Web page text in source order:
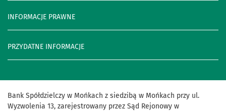
INFORMACJE PRAWNE
PRZYDATNE INFORMACJE
Bank Spółdzielczy w Mońkach z siedzibą w Mońkach przy ul.
Wyzwolenia 13, zarejestrowany przez Sąd Rejonowy w